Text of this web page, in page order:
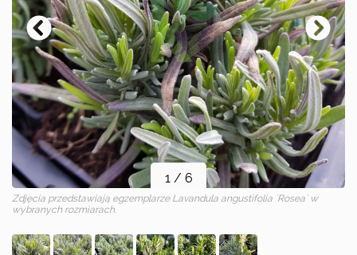
1/ 6
Zdjęcia przedstawiają egzemplarze Lavandula angustifolia `Rosea` w
wybranych rozmiarach.